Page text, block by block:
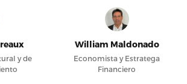
y de
William Maldonado
Economista y Estratega
Financiero